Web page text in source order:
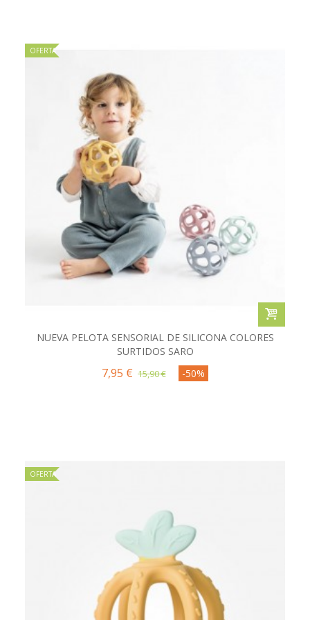
OFERTA
NUEVA PELOTA SENSORIAL DE SILICONA COLORES
SURTIDOS SARO
7,95 € 15,90 € -50%
OFERTA